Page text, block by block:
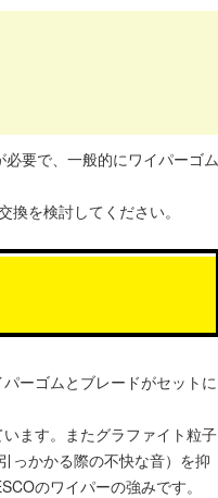
要で、一般的にワイパーゴム
を検討してください。
ーゴムとブレードがセットに
ます。またグラファイト粒子
っかかる際の不快な音）を抑
のワイパーの強みです。